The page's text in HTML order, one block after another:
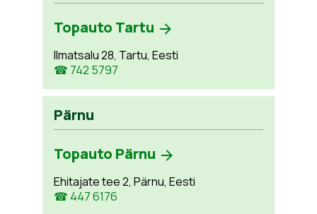
Topauto Tartu
Ilmatsalu 28, Tartu, Eesti
☎ 742 5797
Pärnu
Topauto Pärnu
Ehitajate tee 2, Pärnu, Eesti
☎ 447 6176